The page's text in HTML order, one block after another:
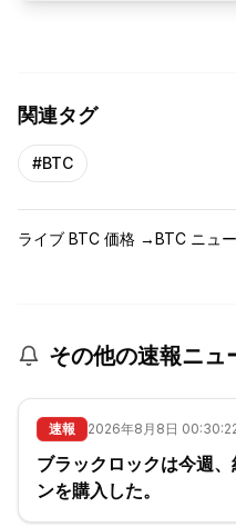
関連タグ
#BTC
ライブ BTC 価格 →BTC ニュ
その他の速報ニュ
速報 2026年8月8日
ブラックロックは今週
ンを購入した。